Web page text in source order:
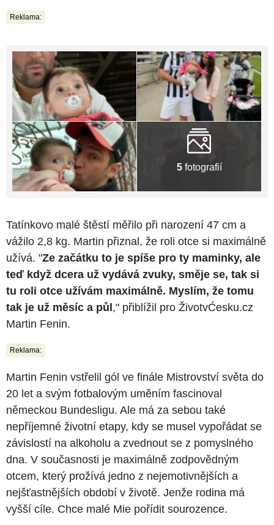
Reklama:
5fotografií
Tatínkovo malé štěstí měřilo při narození 47 cm a
vážilo 2,8 kg. Martin přiznal, že roli otce si maximálně
užívá. "Ze začátku to je spíše pro ty maminky, ale
teď když dcera už vydává zvuky, směje se, tak si
tu roli otce užívám maximálně. Myslím, že tomu
tak je už měsíc a půl ," přiblížil pro ŽivotvĆesku.cz
Martin Fenin.
Reklama:
Martin Fenin vstřelil gól ve finále Mistrovství světa do
20 let a svým fotbalovým uměním fascinoval
německou Bundesligu. Ale má za sebou také
nepříjemné životní etapy, kdy se musel vypořádat se
závislostí na alkoholu a zvednout se z pomyslného
dna. V současnosti je maximálně zodpovědným
otcem, který prožívá jedno z nejemotivnějších a
nejšťastnějších období v životě. Jenže rodina má
vyšší cíle. Chce malé Mie pořídit sourozence.